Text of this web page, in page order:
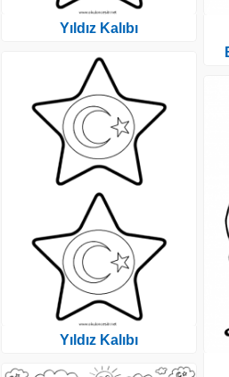
Yıldız Kalıbı
Yıldız Kalıbı